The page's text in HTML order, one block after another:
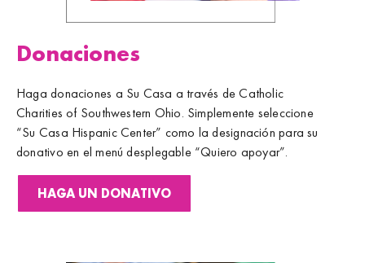
Donaciones
Haga donaciones a Su Casa a través de Catholic
Charities of Southwestern Ohio. Simplemente seleccione
“Su Casa Hispanic Center” como la designación para su
donativo en el menú desplegable “Quiero apoyar”.
HAGA UN DONATIVO